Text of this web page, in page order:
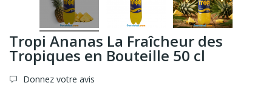
Tropi Ananas La Fraîcheur des
Tropiques en Bouteille 50 cl
Donnez votre avis